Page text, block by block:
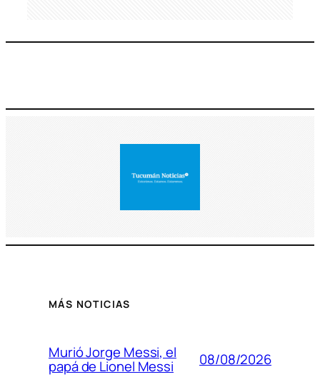
MÁS NOTICIAS
Murió Jorge Messi, el
papá de Lionel Messi 08/08/2026